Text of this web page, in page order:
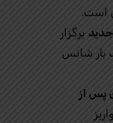
است.
جدید برگزار
بار شانس
پس از